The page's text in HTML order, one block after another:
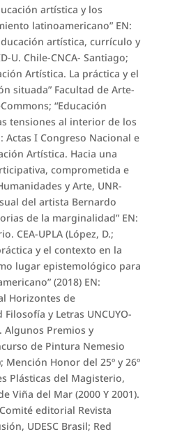
artística y los
latinoamericano” EN:
artística, currículo y
U. Chile-CNCA- Santiago;
Artística. La práctica y el
situada” Facultad de Arte-
“Educación
tensiones al interior de los
Actas I Congreso Nacional e
Artística. Hacia una
comprometida e
y Arte, UNR-
del artista Bernardo
de la marginalidad” EN:
CEA-UPLA (López, D.;
y el contexto en la
lugar epistemológico para
(2018) EN:
Horizontes de
y Letras UNCUYO-
Premios y
de Pintura Nemesio
Mención Honor del 25º y 26º
Plásticas del Magisterio,
Viña del Mar (2000 Y 2001).
editorial Revista
UDESC Brasil; Red